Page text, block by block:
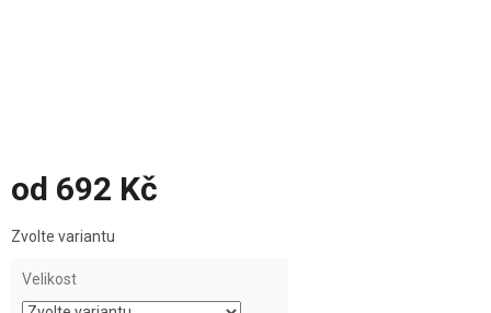
od 692 Kč
cena:
Zvolte variantu
Velikost